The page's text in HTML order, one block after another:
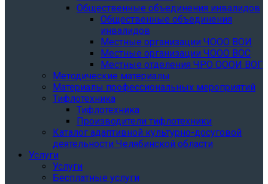
Общественные объединения инвалидов
Общественные объединения
инвалидов
Местные организации ЧООО ВОИ
Местные организации ЧООО ВОС
Местные отделения ЧРО ОООИ ВОГ
Методические материалы
Материалы профессиональных мероприятий
Тифлотехника
Тифлотехника
Производители тифлотехники
Каталог адаптивной культурно-досуговой
деятельности Челябинской области
Услуги
Услуги
Бесплатные услуги